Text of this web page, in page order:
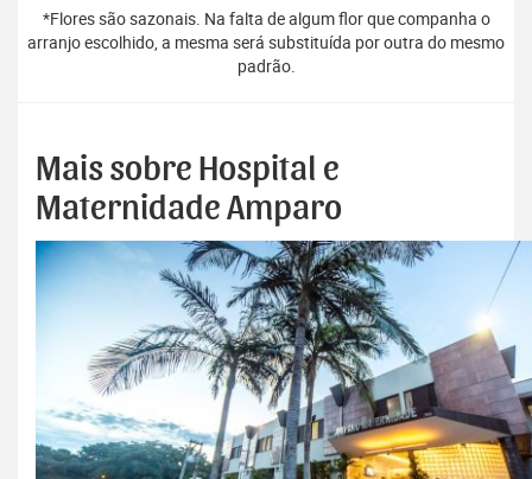
*Flores são sazonais. Na falta de algum flor que companha o
arranjo escolhido, a mesma será substituída por outra do mesmo
padrão.
Mais sobre Hospital e
Maternidade Amparo